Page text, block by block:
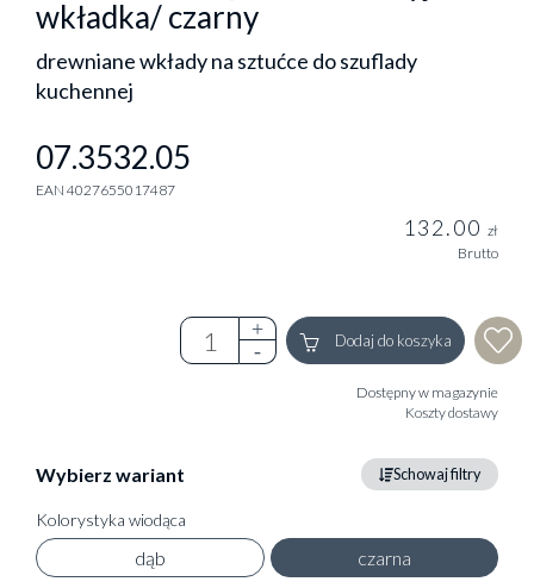
wkładka/ czarny
drewniane wkłady na sztućce do szuflady
kuchennej
07.3532.05
EAN 4027655017487
132.00 zł
Brutto
Dodaj do koszyka
Dostępny w magazynie
Koszty dostawy
Wybierz wariant Schowaj filtry
Kolorystyka wiodąca
dąb czarna